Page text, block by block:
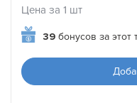
Цена за 1 шт
39 бонусов за этот